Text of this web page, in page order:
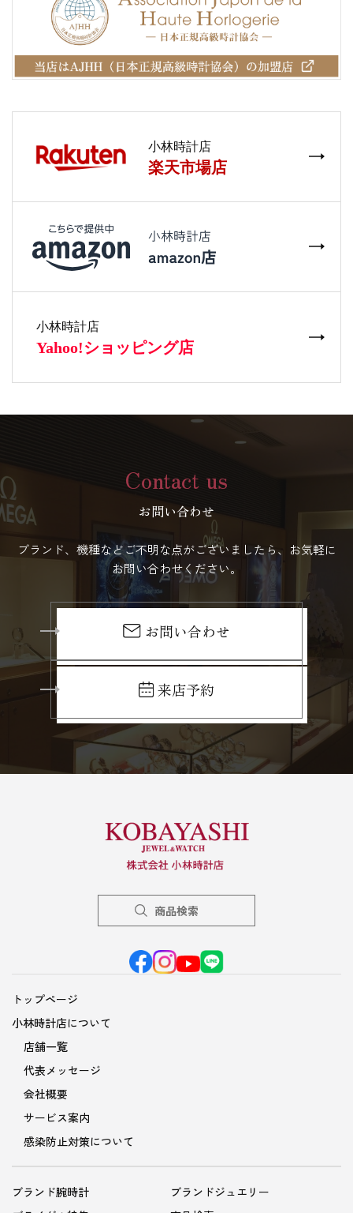
Contact us
お問い合わせ
ブランド、機種などご不明な点がございましたら、お気軽に
お問い合わせください。
お問い合わせ
来店予約
商品検索
トップページ
小林時計店について
店舗一覧
代表メッセージ
会社概要
サービス案内
感染防止対策について
ブランド腕時計
ブランドジュエリー